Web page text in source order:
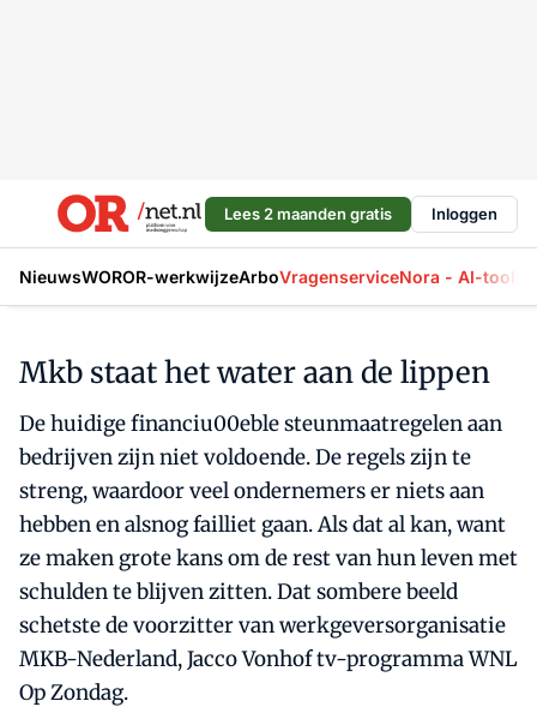
Lees 2 maanden gratis Inloggen
NieuwsWOROR-werkwijzeArboVragenserviceNora - AI-tool
Mkb staat het water aan de lippen
De huidige financiu00eble steunmaatregelen aan
bedrijven zijn niet voldoende. De regels zijn te
streng, waardoor veel ondernemers er niets aan
hebben en alsnog failliet gaan. Als dat al kan, want
ze maken grote kans om de rest van hun leven met
schulden te blijven zitten. Dat sombere beeld
schetste de voorzitter van werkgeversorganisatie
MKB-Nederland, Jacco Vonhof tv-programma WNL
Op Zondag.